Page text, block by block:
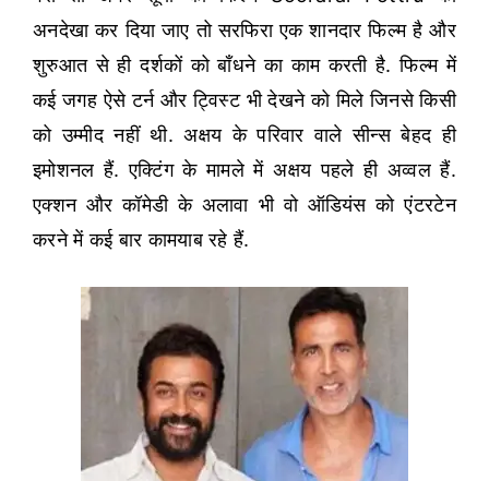
अनदेखा कर दिया जाए तो सरफिरा एक शानदार फिल्म है और
शुरुआत से ही दर्शकों को बाँधने का काम करती है. फिल्म में
कई जगह ऐसे टर्न और ट्विस्ट भी देखने को मिले जिनसे किसी
को उम्मीद नहीं थी. अक्षय के परिवार वाले सीन्स बेहद ही
इमोशनल हैं. एक्टिंग के मामले में अक्षय पहले ही अव्वल हैं.
एक्शन और कॉमेडी के अलावा भी वो ऑडियंस को एंटरटेन
करने में कई बार कामयाब रहे हैं.